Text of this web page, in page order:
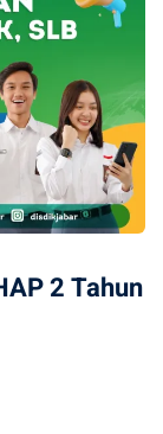
2 Tahun